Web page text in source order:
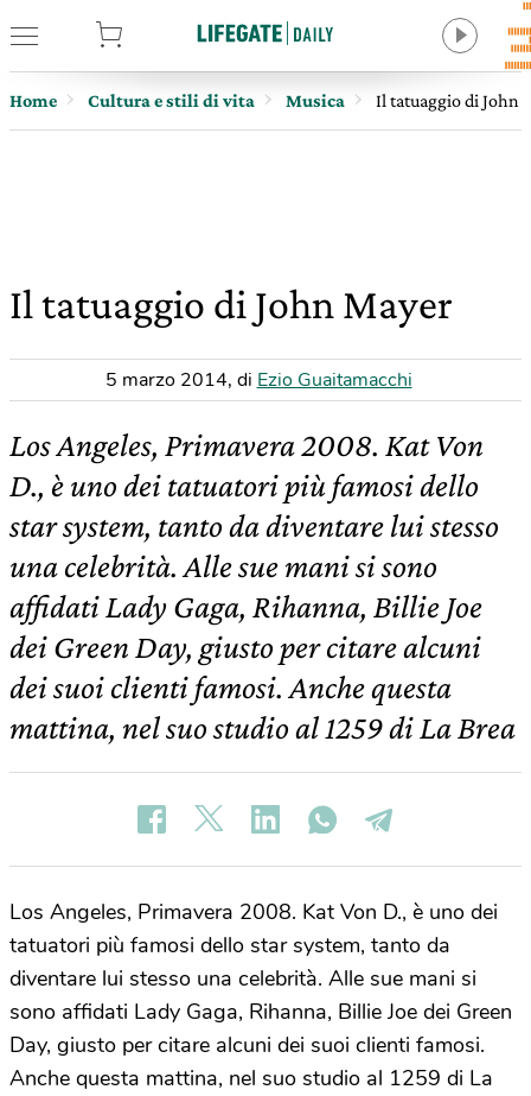
Home Cultura e stili di vita Musica Il tatuaggio di John
Il tatuaggio di John Mayer
5 marzo 2014, di Ezio Guaitamacchi
Los Angeles, Primavera 2008. Kat Von
D., è uno dei tatuatori più famosi dello
star system, tanto da diventare lui stesso
una celebrità. Alle sue mani si sono
affidati Lady Gaga, Rihanna, Billie Joe
dei Green Day, giusto per citare alcuni
dei suoi clienti famosi. Anche questa
mattina, nel suo studio al 1259 di La Brea
Los Angeles, Primavera 2008. Kat Von D., è uno dei
tatuatori più famosi dello star system, tanto da
diventare lui stesso una celebrità. Alle sue mani si
sono affidati Lady Gaga, Rihanna, Billie Joe dei Green
Day, giusto per citare alcuni dei suoi clienti famosi.
Anche questa mattina, nel suo studio al 1259 di La